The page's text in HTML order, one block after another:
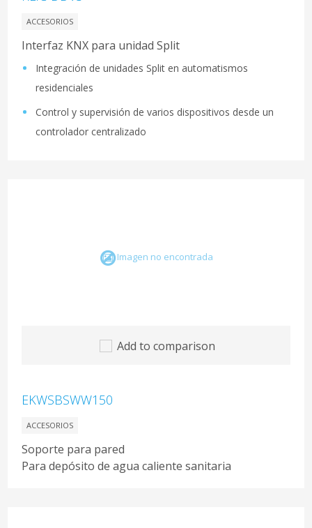
ACCESORIOS
Interfaz KNX para unidad Split
Integración de unidades Split en automatismos
residenciales
Control y supervisión de varios dispositivos desde un
controlador centralizado
Imagen no encontrada
Add to comparison
EKWSBSWW150
ACCESORIOS
Soporte para pared
Para depósito de agua caliente sanitaria